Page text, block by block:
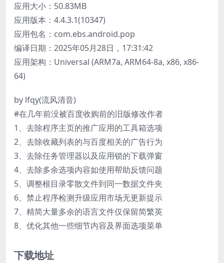
应用大小：50.83MB
应用版本：4.4.3.1(10347)
应用包名：com.ebs.android.pop
编译日期：2025年05月28日，17:31:42
应用架构：Universal (ARM7a, ARM64-8a, x86, x86-
64)
by lfqy(流风清音)
#在几年前没被百度收购前的旧版修改作者
1、去除程序主页的推广应用的工具箱选项
2、去除收藏列表的与百度相关的广告行为
3、去除任务管理器以及应用锁的下载弹窗
4、去除多余选项内容如使用帮助反馈问题
5、调整根目录零散文件到同一数据文件夹
6、禁止程序检测升级应用市场无更新提示
7、精简大量多余的语言文件仅保留简繁英
8、优化其他一些细节内容及界面选项菜单
下载地址